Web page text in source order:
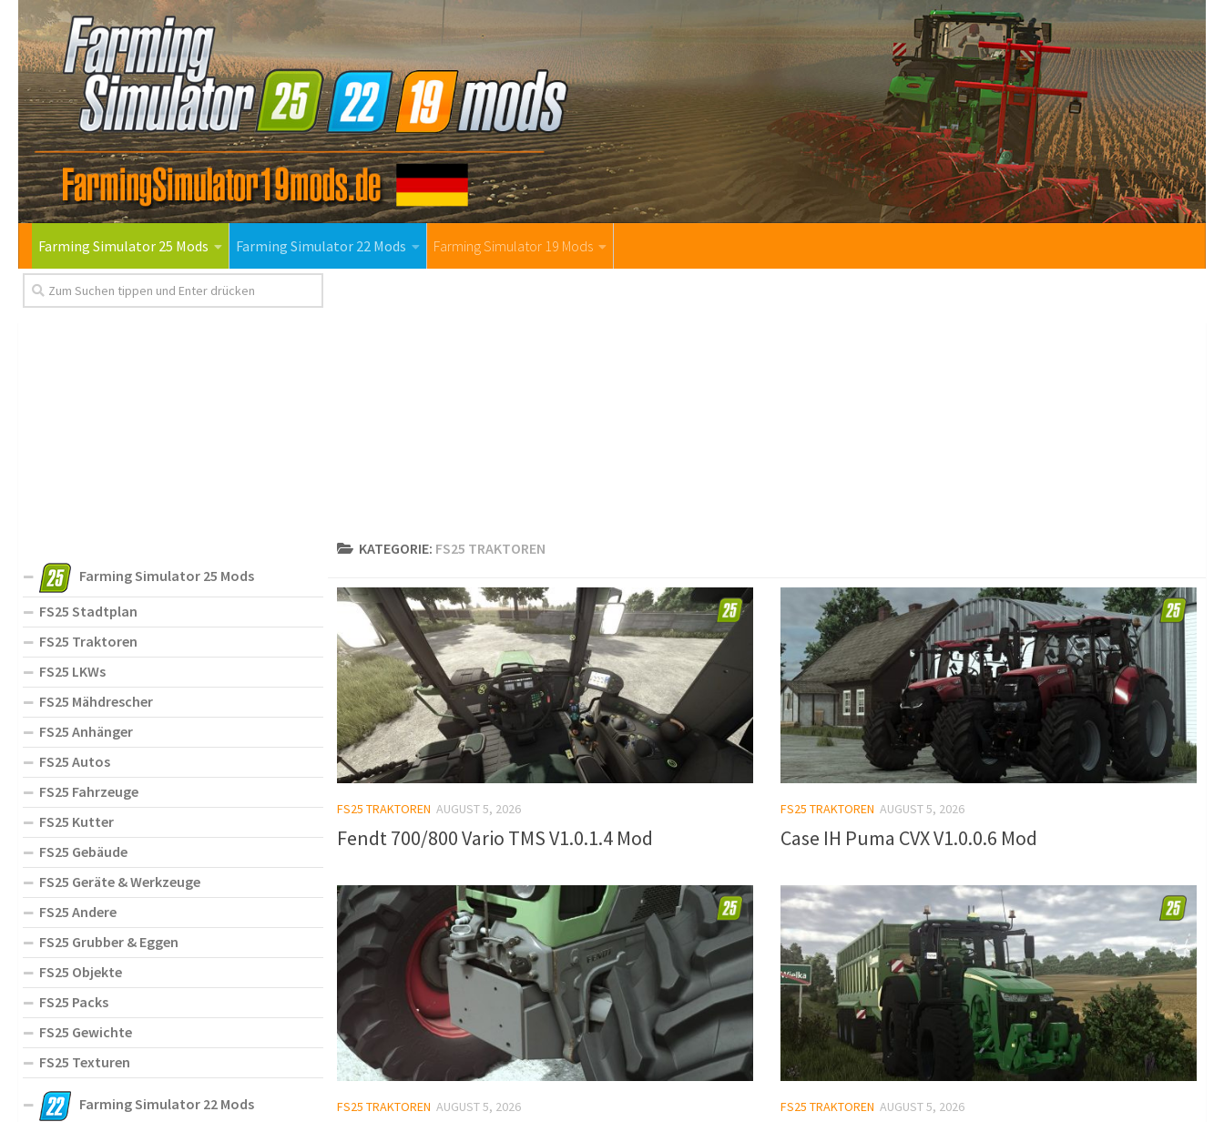
Farming Simulator 25 Mods Farming Simulator 22 Mods Farming Simulator 19 Mods
KATEGORIE: FS25 TRAKTOREN
FS25 TRAKTOREN AUGUST 5, 2026
Fendt 700/800 Vario TMS V1.0.1.4 Mod
FS25 TRAKTOREN AUGUST 5, 2026
Case IH Puma CVX V1.0.0.6 Mod
FS25 TRAKTOREN AUGUST 5, 2026 FS25 TRAKTOREN AUGUST 5, 2026
Farming Simulator 25 Mods
FS25 Stadtplan
FS25 Traktoren
FS25 LKWs
FS25 Mähdrescher
FS25 Anhänger
FS25 Autos
FS25 Fahrzeuge
FS25 Kutter
FS25 Gebäude
FS25 Geräte & Werkzeuge
FS25 Andere
FS25 Grubber & Eggen
FS25 Objekte
FS25 Packs
FS25 Gewichte
FS25 Texturen
Farming Simulator 22 Mods